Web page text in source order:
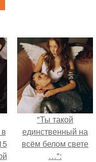
"Ты такой
единственный на
всём белом свете
…":